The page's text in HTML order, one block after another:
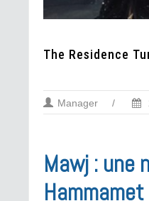
The Residence
Manager /
Mawj : une
Hammamet